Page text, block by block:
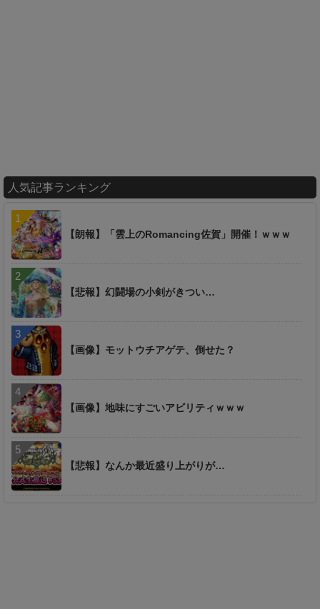
人気記事ランキング
【朗報】「雲上のRomancing佐賀」開催！ｗｗｗ
【悲報】幻闘場の小剣がきつい…
【画像】モットウチアゲテ、倒せた？
【画像】地味にすごいアビリティｗｗｗ
【悲報】なんか最近盛り上がりが…